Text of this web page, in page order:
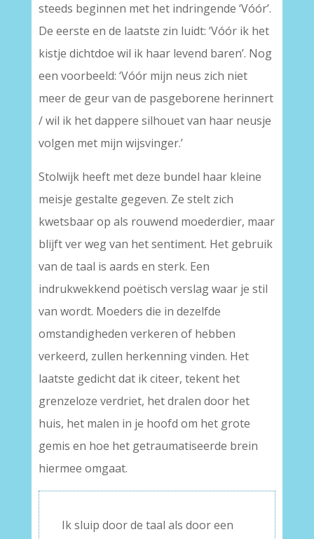
steeds beginnen met het indringende ‘Vóór’.
De eerste en de laatste zin luidt: ‘Vóór ik het
kistje dichtdoe wil ik haar levend baren’. Nog
een voorbeeld: ‘Vóór mijn neus zich niet
meer de geur van de pasgeborene herinnert
/ wil ik het dappere silhouet van haar neusje
volgen met mijn wijsvinger.’
Stolwijk heeft met deze bundel haar kleine
meisje gestalte gegeven. Ze stelt zich
kwetsbaar op als rouwend moederdier, maar
blijft ver weg van het sentiment. Het gebruik
van de taal is aards en sterk. Een
indrukwekkend poëtisch verslag waar je stil
van wordt. Moeders die in dezelfde
omstandigheden verkeren of hebben
verkeerd, zullen herkenning vinden. Het
laatste gedicht dat ik citeer, tekent het
grenzeloze verdriet, het dralen door het
huis, het malen in je hoofd om het grote
gemis en hoe het getraumatiseerde brein
hiermee omgaat.
Ik sluip door de taal als door een